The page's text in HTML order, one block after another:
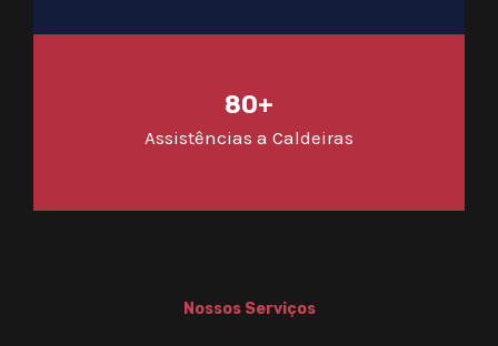
80+
Assistências a Caldeiras
Nossos Serviços